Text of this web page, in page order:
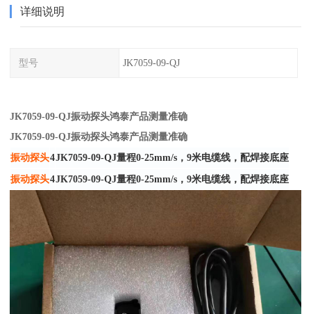
详细说明
型号 JK7059-09-QJ
JK7059-09-QJ振动探头鸿泰产品测量准确
JK7059-09-QJ振动探头鸿泰产品测量准确
振动探头4JK7059-09-QJ量程0-25mm/s，9米电缆线，配焊接底座
振动探头4JK7059-09-QJ量程0-25mm/s，9米电缆线，配焊接底座